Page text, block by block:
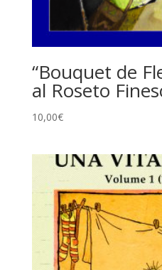
“Bouquet de
al Roseto
10,00€